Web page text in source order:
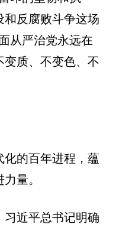
和反腐败斗争这场
从严治党永远在
变质、不变色、不
化的百年进程，蕴
量。
习近平总书记明确